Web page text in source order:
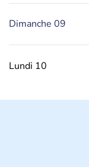
Dimanche 09
Lundi 10